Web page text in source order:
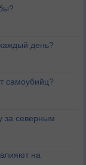
день?
самоубийц?
за северным
на